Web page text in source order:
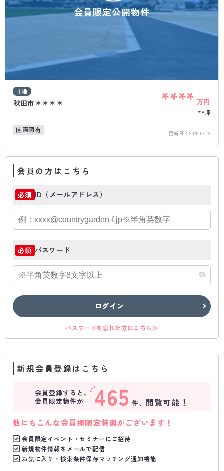
会員限定公開物件
土地
秋田市＊＊＊＊ **** 万円
**坪
区画図有
更新日： 2026.07.13
会員の方はこちら
必須 ID（メールアドレス）
必須 パスワード
ログイン
パスワードを忘れた方はこちら≫
新規会員登録はこちら
会員登録すると、
会員限定物件が
465 件、 閲覧可能！
他にもこんな会員様限定特典がございます！
会員限定イベント・セミナーにご招待
新規物件情報をメールで配信
お気に入り・検索条件保存マッチング通知機能